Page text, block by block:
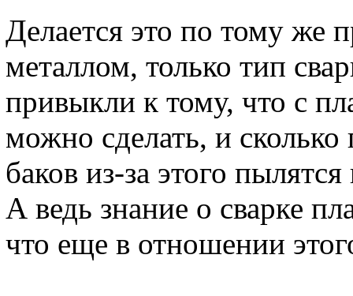
Делается это по тому же
металлом, только тип
привыкли к тому, что с
можно сделать, и
баков из-за этого
А ведь знание о сварке
что еще в отношении